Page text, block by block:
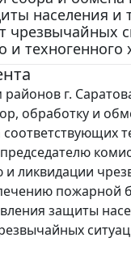
населения и
чрезвычайных
и техногенного
г.
обработку и
ликвидации
пожарной
защиты